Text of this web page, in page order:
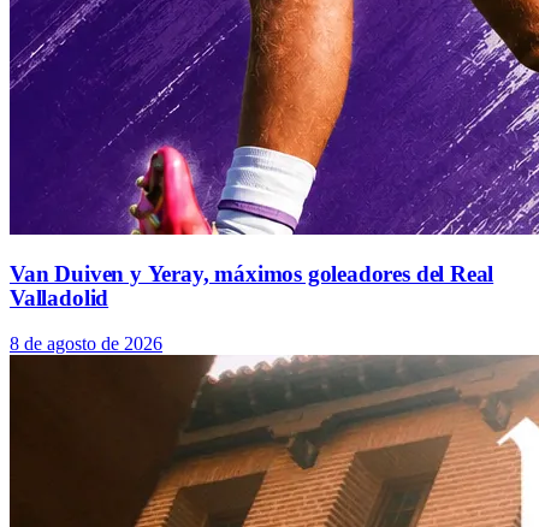
Van Duiven y Yeray, máximos goleadores del Real
Valladolid
8 de agosto de 2026